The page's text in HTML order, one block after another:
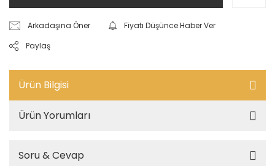
Arkadaşına Öner
Fiyatı Düşünce Haber Ver
Paylaş
Ürün Bilgisi
Ürün Yorumları
Soru & Cevap